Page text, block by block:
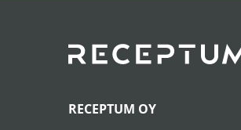
RECEPTUM OY